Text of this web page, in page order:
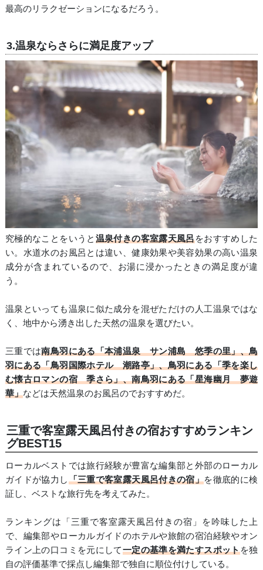
最高のリラクゼーションになるだろう。
3.温泉ならさらに満足度アップ
究極的なことをいうと 温泉付きの客室露天風呂をおすすめした
い。水道水のお風呂とは違い、健康効果や美容効果の高い温泉
成分が含まれているので、お湯に浸かったときの満足度が違
う。
温泉といっても温泉に似た成分を混ぜただけの人工温泉ではな
く、地中から湧き出した天然の温泉を選びたい。
三重では南鳥羽にある「本浦温泉 サン浦島 悠季の里」、鳥
羽にある「鳥羽国際ホテル 潮路亭」、鳥羽にある「季を楽し
む懐古ロマンの宿 季さら」、南鳥羽にある「星海幽月 夢遊
華」などは天然温泉のお風呂のでおすすめだ。
三重で客室露天風呂付きの宿おすすめランキン
グBEST15
ローカルベストでは旅行経験が豊富な編集部と外部のローカル
ガイドが協力し「三重で客室露天風呂付きの宿」を徹底的に検
証し、ベストな旅行先を考えてみた。
ランキングは「三重で客室露天風呂付きの宿」を吟味した上
で、編集部やローカルガイドのホテルや旅館の宿泊経験やオン
ライン上の口コミを元にして一定の基準を満たすスポットを独
自の評価基準で採点し編集部で独自に順位付けしている。